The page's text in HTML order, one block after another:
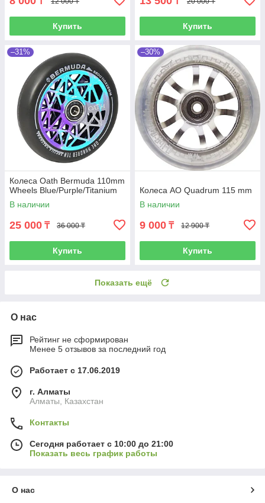
Купить Купить
–31%
Колеса Oath Bermuda 110mm
Wheels Blue/Purple/Titanium
В наличии
25 000 ₸ 36 000 ₸
Купить
–30%
Колеса AO Quadrum 115 mm
В наличии
9 000 ₸ 12 900 ₸
Купить
Показать ещё
О нас
Рейтинг не сформирован
Менее 5 отзывов за последний год
Работает с 17.06.2019
г. Алматы
Алматы, Казахстан
Контакты
Сегодня работает с 10:00 до 21:00
Показать весь график работы
О нас